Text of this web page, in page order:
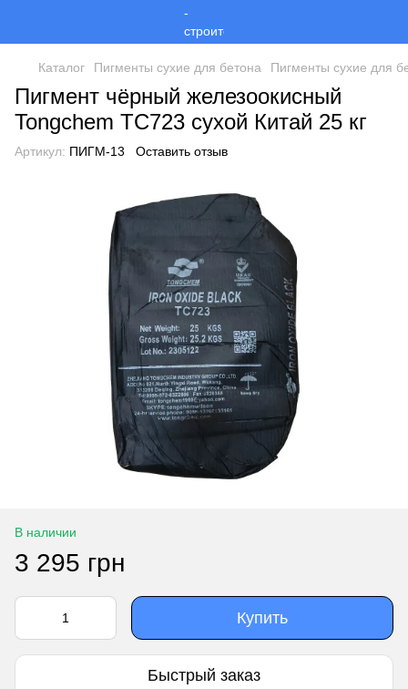
Каталог Пигменты сухие для бетона Пигменты сухие для
Пигмент чёрный железоокисный
Tongchem TC723 сухой Китай 25 кг
Артикул: ПИГМ-13 Оставить отзыв
В наличии
3 295 грн
Купить
Быстрый заказ